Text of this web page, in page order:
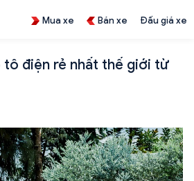
Mua xe Bán xe Đấu giá xe
tô điện rẻ nhất thế giới từ